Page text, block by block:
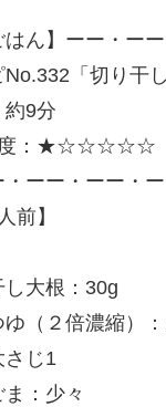
はん】ーー・ー
「切り干し
9分
：★☆☆☆☆☆
・ーー・ーー・
前】
大根：30g
（２倍濃縮）：
じ1
：少々